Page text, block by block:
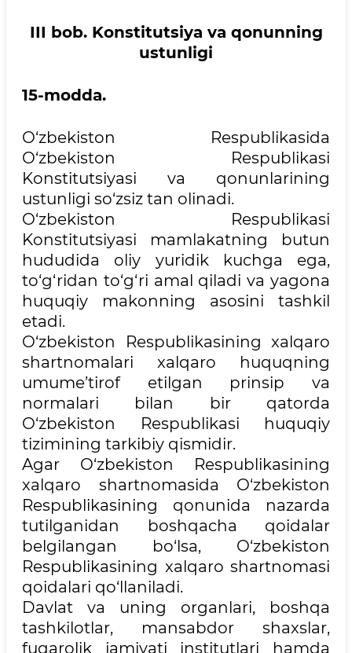
III bob. Konstitutsiya va qonunning
ustunligi
15-modda.
O‘zbekiston Respublikasida
O‘zbekiston Respublikasi
Konstitutsiyasi va qonunlarining
ustunligi so‘zsiz tan olinadi.
O‘zbekiston Respublikasi
Konstitutsiyasi mamlakatning butun
hududida oliy yuridik kuchga ega,
to‘g‘ridan to‘g‘ri amal qiladi va yagona
huquqiy makonning asosini tashkil
etadi.
O‘zbekiston Respublikasining xalqaro
shartnomalari xalqaro huquqning
umume’tirof etilgan prinsip va
normalari bilan bir qatorda
O‘zbekiston Respublikasi huquqiy
tizimining tarkibiy qismidir.
Agar O‘zbekiston Respublikasining
xalqaro shartnomasida O‘zbekiston
Respublikasining qonunida nazarda
tutilganidan boshqacha qoidalar
belgilangan bo‘lsa, O‘zbekiston
Respublikasining xalqaro shartnomasi
qoidalari qo‘llaniladi.
Davlat va uning organlari, boshqa
tashkilotlar, mansabdor shaxslar,
fuqarolik jamiyati institutlari hamda